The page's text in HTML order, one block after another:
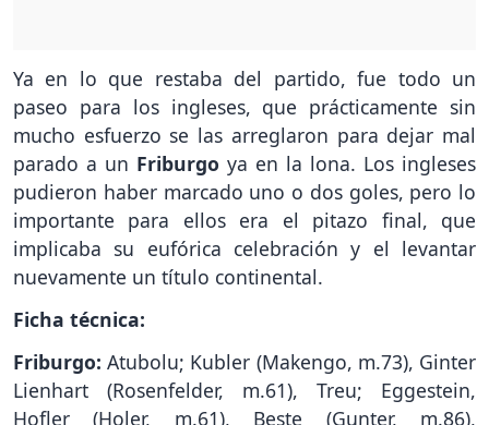
Ya en lo que restaba del partido, fue todo un
paseo para los ingleses, que prácticamente sin
mucho esfuerzo se las arreglaron para dejar mal
parado a un Friburgo ya en la lona. Los ingleses
pudieron haber marcado uno o dos goles, pero lo
importante para ellos era el pitazo final, que
implicaba su eufórica celebración y el levantar
nuevamente un título continental.
Ficha técnica:
Friburgo: Atubolu; Kubler (Makengo, m.73), Ginter
Lienhart (Rosenfelder, m.61), Treu; Eggestein,
Hofler (Holer, m.61), Beste (Gunter, m.86),